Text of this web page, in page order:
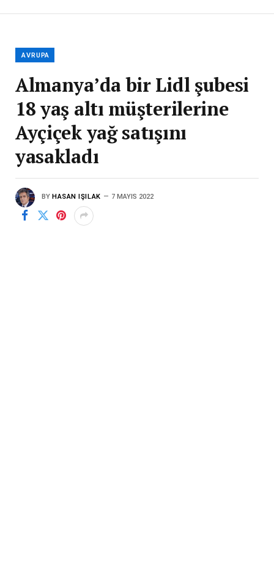
AVRUPA
Almanya’da bir Lidl şubesi
18 yaş altı müşterilerine
Ayçiçek yağ satışını
yasakladı
BY HASAN IŞILAK 7 MAYIS 2022